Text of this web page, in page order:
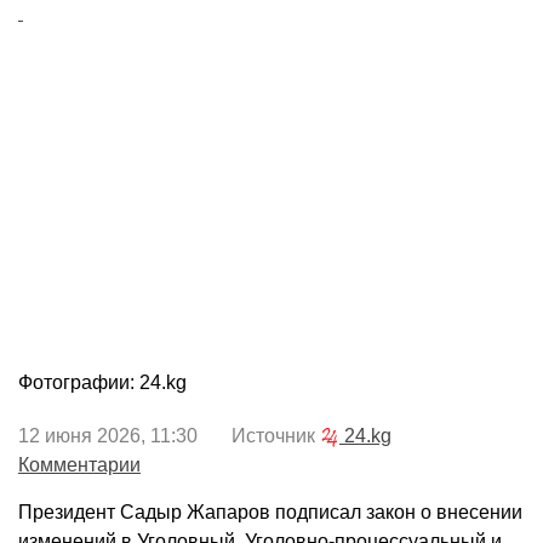
Фотографии: 24.kg
12 июня 2026, 11:30 Источник
24.kg
Комментарии
Президент Садыр Жапаров подписал закон о внесении